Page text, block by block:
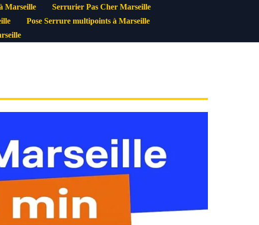
Marseille
Serrurier Pas Cher Marseille
Pose Serrure multipoints à Marseille